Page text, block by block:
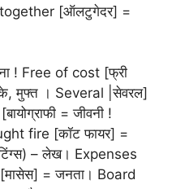
[ऑलटुगेदर] =
! Free of cost [फ्री
मुफ्त । Several |सेवरल]
= जीवनी !
fire [कॉट फायर] =
– लेख। Expenses
= जनता। Board